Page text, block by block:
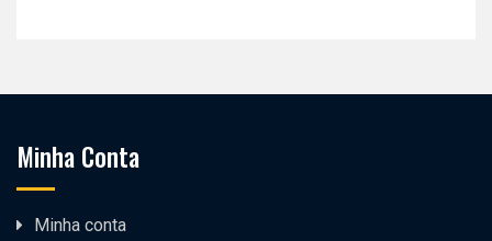
Minha Conta
Minha conta